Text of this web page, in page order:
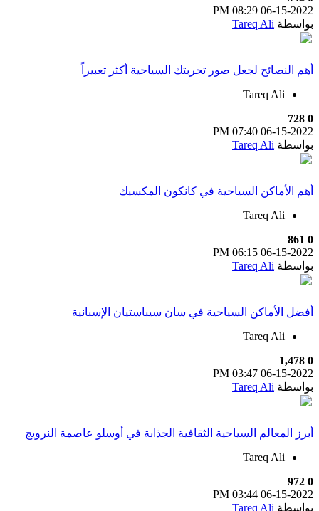
06-15-2022
08:29 PM
بواسطة Tareq Ali
أهم النصائح لجعل صور تجربتك السياحية أكثر تعبيراً
Tareq Ali
0
728
06-15-2022
07:40 PM
بواسطة Tareq Ali
أهم الأماكن السياحية في كانكون المكسيك
Tareq Ali
0
861
06-15-2022
06:15 PM
بواسطة Tareq Ali
أفضل الأماكن السياحية في سان سيباستيان الإسبانية
Tareq Ali
0
1,478
06-15-2022
03:47 PM
بواسطة Tareq Ali
أبرز المعالم السياحية الثقافية الجذابة في أوسلو عاصمة النرويج
Tareq Ali
0
972
06-15-2022
03:44 PM
بواسطة Tareq Ali